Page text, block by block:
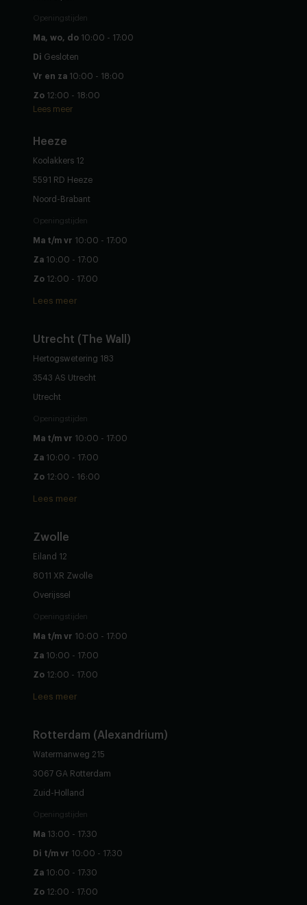
Openingstijden
Ma, wo, do 10:00 - 17:00
Di Gesloten
Vr en za 10:00 - 18:00
Zo 12:00 - 18:00
Lees meer
Heeze
Koolakkers 12
5591 RD Heeze
Noord-Brabant
Openingstijden
Ma t/m vr 10:00 - 17:00
Za 10:00 - 17:00
Zo 12:00 - 17:00
Lees meer
Utrecht (The Wall)
Hertogswetering 183
3543 AS Utrecht
Utrecht
Openingstijden
Ma t/m vr 10:00 - 17:00
Za 10:00 - 17:00
Zo 12:00 - 16:00
Lees meer
Zwolle
Eiland 12
8011 XR Zwolle
Overijssel
Openingstijden
Ma t/m vr 10:00 - 17:00
Za 10:00 - 17:00
Zo 12:00 - 17:00
Lees meer
Rotterdam (Alexandrium)
Watermanweg 215
3067 GA Rotterdam
Zuid-Holland
Openingstijden
Ma 13:00 - 17:30
Di t/m vr 10:00 - 17:30
Za 10:00 - 17:30
Zo 12:00 - 17:00